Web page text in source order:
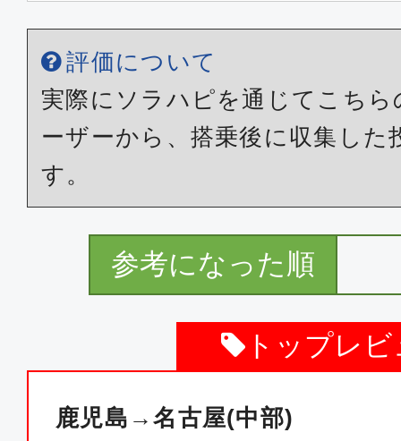
評価について
実際にソラハピを通じてこち
ーザーから、搭乗後に収集した
す。
参考になった順
トップレビ
鹿児島→名古屋(中部)